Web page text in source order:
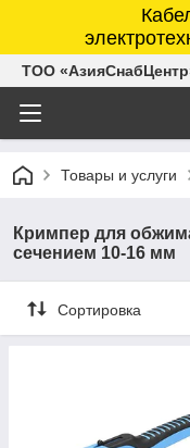
ТОО
Товары и услуги
Кримпер для
сечением 10-16 мм
Сортировка